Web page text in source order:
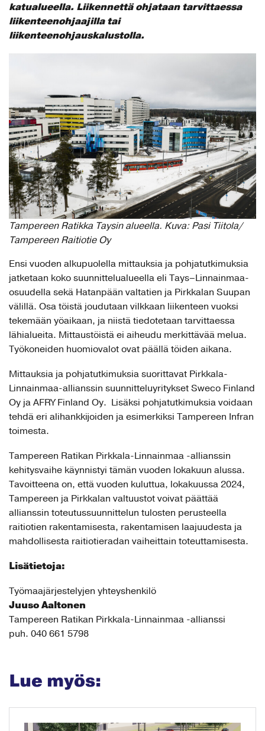
katualueella. Liikennettä ohjataan tarvittaessa
liikenteenohjaajilla tai
liikenteenohjauskalustolla.
Tampereen Ratikka Taysin alueella. Kuva: Pasi Tiitola/
Tampereen Raitiotie Oy
Ensi vuoden alkupuolella mittauksia ja pohjatutkimuksia
jatketaan koko suunnittelualueella eli Tays–Linnainmaa-
osuudella sekä Hatanpään valtatien ja Pirkkalan Suupan
välillä. Osa töistä joudutaan vilkkaan liikenteen vuoksi
tekemään yöaikaan, ja niistä tiedotetaan tarvittaessa
lähialueita. Mittaustöistä ei aiheudu merkittävää melua.
Työkoneiden huomiovalot ovat päällä töiden aikana.
Mittauksia ja pohjatutkimuksia suorittavat Pirkkala-
Linnainmaa-allianssin suunnitteluyritykset Sweco Finland
Oy ja AFRY Finland Oy. Lisäksi pohjatutkimuksia voidaan
tehdä eri alihankkijoiden ja esimerkiksi Tampereen Infran
toimesta.
Tampereen Ratikan Pirkkala-Linnainmaa -allianssin
kehitysvaihe käynnistyi tämän vuoden lokakuun alussa.
Tavoitteena on, että vuoden kuluttua, lokakuussa 2024,
Tampereen ja Pirkkalan valtuustot voivat päättää
allianssin toteutussuunnittelun tulosten perusteella
raitiotien rakentamisesta, rakentamisen laajuudesta ja
mahdollisesta raitiotieradan vaiheittain toteuttamisesta.
Lisätietoja:
Työmaajärjestelyjen yhteyshenkilö
Juuso Aaltonen
Tampereen Ratikan Pirkkala-Linnainmaa -allianssi
puh. 040 661 5798
Lue myös: